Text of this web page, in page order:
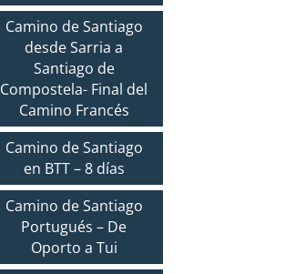
Camino de Santiago
desde Sarria a
Santiago de
Compostela- Final del
Camino Francés
Camino de Santiago
en BTT – 8 días
Camino de Santiago
Portugués – De
Oporto a Tui